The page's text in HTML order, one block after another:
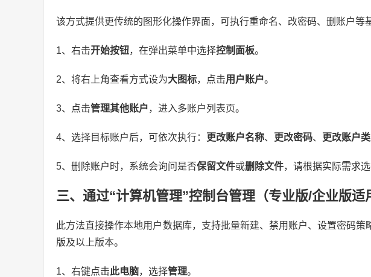
该方式提供更传统的图形化操作界面，可执行重命名、改密码、删账户等
1、右击开始按钮，在弹出菜单中选择控制面板。
2、将右上角查看方式设为大图标，点击用户账户。
3、点击管理其他账户，进入多账户列表页。
4、选择目标账户后，可依次执行： 更改账户名称、 更改密码、 更改账户
5、删除账户时，系统会询问是否保留文件或删除文件，请根据实际需求选
三、通过“计算机管理”控制台管理（专业版/企业版适
此方法直接操作本地用户数据库，支持批量新建、禁用账户、设置密码
版及以上版本。
1、右键点击此电脑，选择管理。